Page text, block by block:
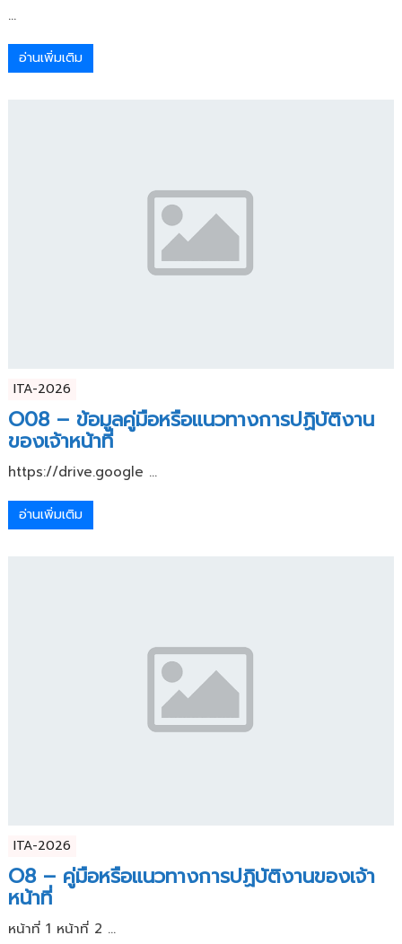
...
อ่านเพิ่มเติม
ITA-2026
O08 – ข้อมูลคู่มือหรือแนวทางการปฏิบัติงาน
ของเจ้าหน้าที่
https://drive.google ...
อ่านเพิ่มเติม
ITA-2026
O8 – คู่มือหรือแนวทางการปฏิบัติงานของเจ้า
หน้าที่
หน้าที่ 1 หน้าที่ 2 ...